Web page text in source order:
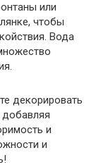
или
чтобы
Вода
декорировать
добавляя
и
и